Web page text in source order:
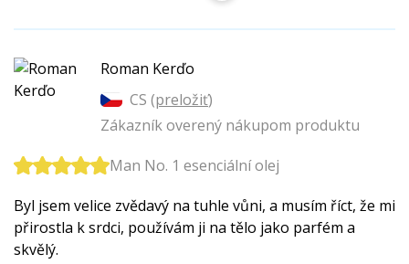
Roman Kerďo
CS (preložiť)
Zákazník overený nákupom produktu
Man No. 1 esenciální olej
Byl jsem velice zvědavý na tuhle vůni, a musím říct, že mi
přirostla k srdci, používám ji na tělo jako parfém a
skvělý.